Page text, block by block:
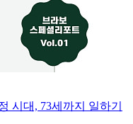
시대, 73세까지 일하기